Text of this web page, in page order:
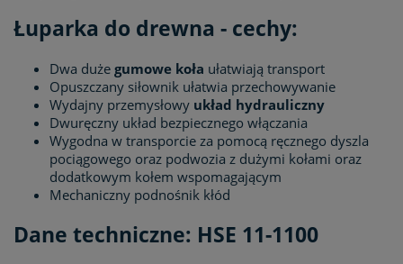
Łuparka do drewna - cechy:
Dwa duże gumowe koła ułatwiają transport
Opuszczany siłownik ułatwia przechowywanie
Wydajny przemysłowy układ hydrauliczny
Dwuręczny układ bezpiecznego włączania
Wygodna w transporcie za pomocą ręcznego dyszla
pociągowego oraz podwozia z dużymi kołami oraz
dodatkowym kołem wspomagającym
Mechaniczny podnośnik kłód
Dane techniczne: HSE 11-1100